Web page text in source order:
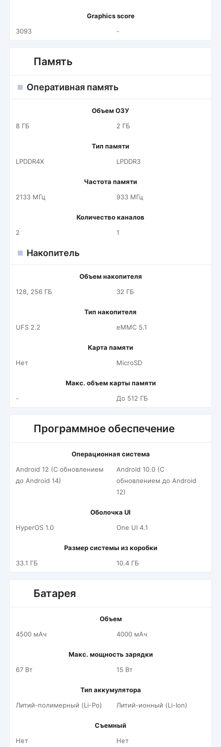
Graphics score
3093
-
Память
Оперативная память
Объем ОЗУ
8 ГБ
2 ГБ
Тип памяти
LPDDR4X
LPDDR3
Частота памяти
2133 МГц
933 МГц
Количество каналов
2
1
Накопитель
Объем накопителя
128, 256 ГБ
32 ГБ
Тип накопителя
UFS 2.2
eMMC 5.1
Карта памяти
Нет
MicroSD
Макс. объем карты памяти
-
До 512 ГБ
Программное обеспечение
Операционная система
Android 12 (С обновлением
до Android 14)
Android 10.0 (С
обновлением до Android
12)
Оболочка UI
HyperOS 1.0
One UI 4.1
Размер системы из коробки
33.1 ГБ
10.4 ГБ
Батарея
Объем
4500 мАч
4000 мАч
Макс. мощность зарядки
67 Вт
15 Вт
Тип аккумулятора
Литий-полимерный (Li-Po)
Литий-ионный (Li-Ion)
Съемный
Нет
Нет